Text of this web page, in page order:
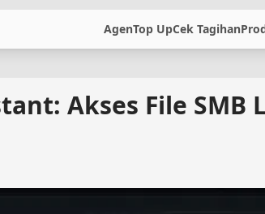
AgenTop UpCek Tagihan
Akses File SMB